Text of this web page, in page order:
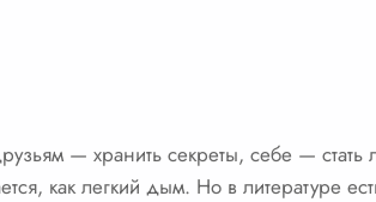
— хранить секреты, себе — стать
как легкий дым. Но в литературе